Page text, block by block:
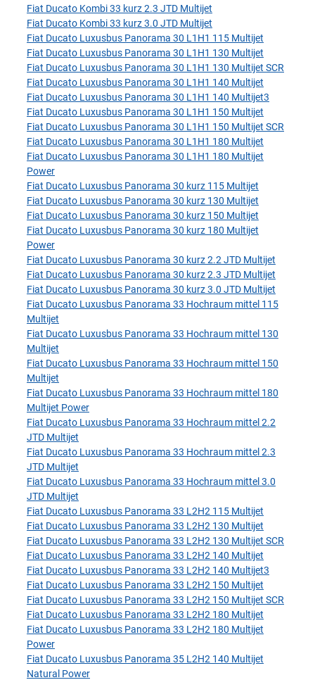
Fiat Ducato Kombi 33 kurz 2.3 JTD Multijet
Fiat Ducato Kombi 33 kurz 3.0 JTD Multijet
Fiat Ducato Luxusbus Panorama 30 L1H1 115 Multijet
Fiat Ducato Luxusbus Panorama 30 L1H1 130 Multijet
Fiat Ducato Luxusbus Panorama 30 L1H1 130 Multijet SCR
Fiat Ducato Luxusbus Panorama 30 L1H1 140 Multijet
Fiat Ducato Luxusbus Panorama 30 L1H1 140 Multijet3
Fiat Ducato Luxusbus Panorama 30 L1H1 150 Multijet
Fiat Ducato Luxusbus Panorama 30 L1H1 150 Multijet SCR
Fiat Ducato Luxusbus Panorama 30 L1H1 180 Multijet
Fiat Ducato Luxusbus Panorama 30 L1H1 180 Multijet
Power
Fiat Ducato Luxusbus Panorama 30 kurz 115 Multijet
Fiat Ducato Luxusbus Panorama 30 kurz 130 Multijet
Fiat Ducato Luxusbus Panorama 30 kurz 150 Multijet
Fiat Ducato Luxusbus Panorama 30 kurz 180 Multijet
Power
Fiat Ducato Luxusbus Panorama 30 kurz 2.2 JTD Multijet
Fiat Ducato Luxusbus Panorama 30 kurz 2.3 JTD Multijet
Fiat Ducato Luxusbus Panorama 30 kurz 3.0 JTD Multijet
Fiat Ducato Luxusbus Panorama 33 Hochraum mittel 115
Multijet
Fiat Ducato Luxusbus Panorama 33 Hochraum mittel 130
Multijet
Fiat Ducato Luxusbus Panorama 33 Hochraum mittel 150
Multijet
Fiat Ducato Luxusbus Panorama 33 Hochraum mittel 180
Multijet Power
Fiat Ducato Luxusbus Panorama 33 Hochraum mittel 2.2
JTD Multijet
Fiat Ducato Luxusbus Panorama 33 Hochraum mittel 2.3
JTD Multijet
Fiat Ducato Luxusbus Panorama 33 Hochraum mittel 3.0
JTD Multijet
Fiat Ducato Luxusbus Panorama 33 L2H2 115 Multijet
Fiat Ducato Luxusbus Panorama 33 L2H2 130 Multijet
Fiat Ducato Luxusbus Panorama 33 L2H2 130 Multijet SCR
Fiat Ducato Luxusbus Panorama 33 L2H2 140 Multijet
Fiat Ducato Luxusbus Panorama 33 L2H2 140 Multijet3
Fiat Ducato Luxusbus Panorama 33 L2H2 150 Multijet
Fiat Ducato Luxusbus Panorama 33 L2H2 150 Multijet SCR
Fiat Ducato Luxusbus Panorama 33 L2H2 180 Multijet
Fiat Ducato Luxusbus Panorama 33 L2H2 180 Multijet
Power
Fiat Ducato Luxusbus Panorama 35 L2H2 140 Multijet
Natural Power